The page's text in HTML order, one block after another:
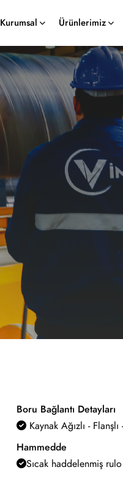
Kurumsal Ürünlerimiz
Boru Bağlantı Detayları
Kaynak Ağızlı -
Hammedde
Sıcak haddelenmiş